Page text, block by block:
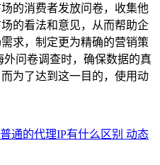
的消费者发放问卷，收集他
的看法和意见，从而帮助企
求，制定更为精确的营销策
外问卷调查时，确保数据的真
为了达到这一目的，使用动
动态